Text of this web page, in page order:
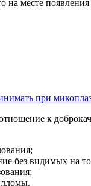
на месте
при
к
без видимых на